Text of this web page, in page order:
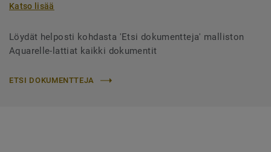
Katso lisää
Löydät helposti kohdasta 'Etsi dokumentteja' malliston
Aquarelle-lattiat kaikki dokumentit
ETSI DOKUMENTTEJA